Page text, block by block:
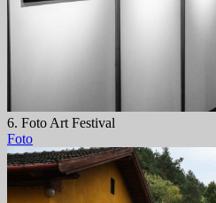
6. Foto Art Festival
Foto